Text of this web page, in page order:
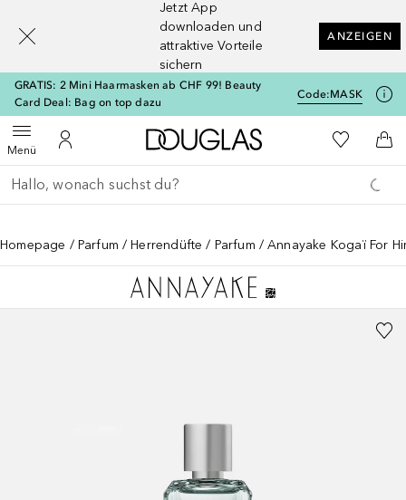
Jetzt App
downloaden und
attraktive Vorteile
sichern
ANZEIGEN
GRATIS: 2 Mini Haarmasken ab CHF 99! Beauty
Card Deal: Bag on top dazu
Code:MASK
MenüMenü öffnenZu Meinem Kundenkonto
Zur Douglas Startseite
Zu Meiner
Gehe zurück
Suche ausführen
Homepage Parfum Herrendüfte Parfum Annayake Kogaï For
[navigation.slideout.screenreader]